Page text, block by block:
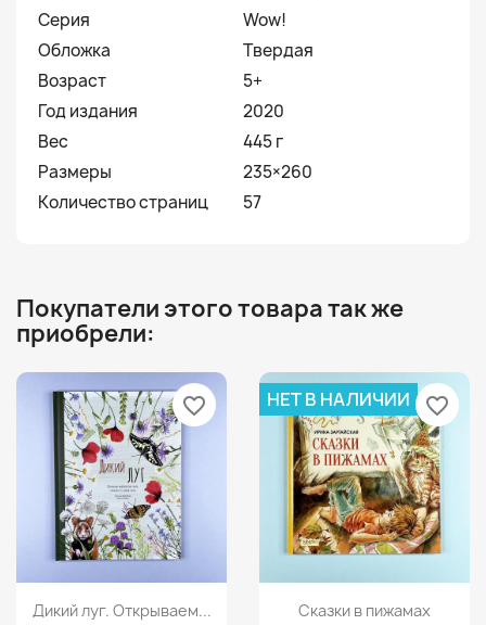
Серия
Wow!
Обложка
Твердая
Возраст
5+
Год издания
2020
Вес
445 г
Размеры
235×260
Количество страниц
57
Покупатели этого товара так же
приобрели:
Просмотр
Дикий луг. Открываем...
favorite_border
Просмотр
Сказки в пижамах
НЕТ В НАЛИЧИИ favorite_border